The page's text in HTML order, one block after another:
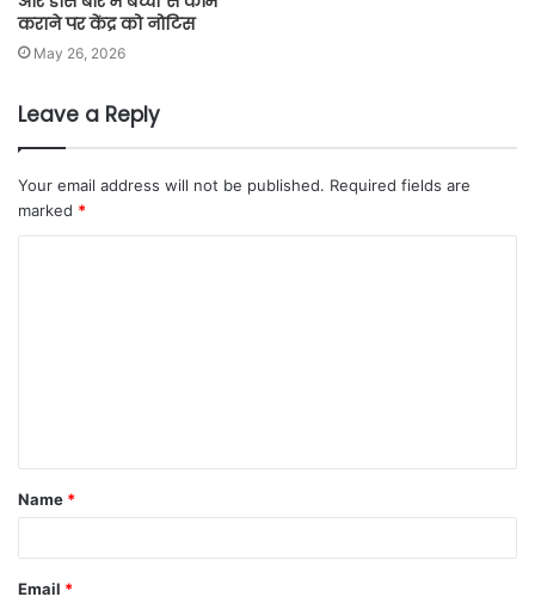
कराने पर केंद्र को नोटिस
May 26, 2026
Leave a Reply
Your email address will not be published. Required fields are
marked *
Name *
Email *